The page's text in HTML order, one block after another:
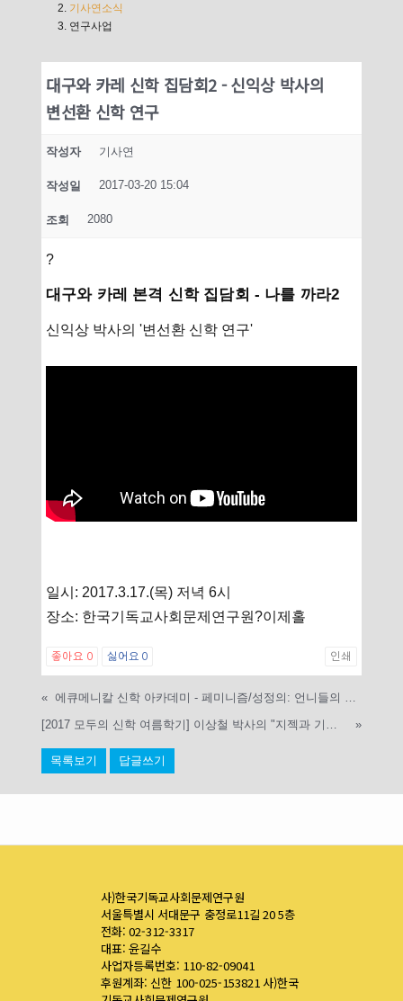
기사연소식
연구사업
대구와 카레 신학 집담회2 - 신익상 박사의
변선환 신학 연구
작성자 기사연
작성일 2017-03-20 15:04
조회 2080
?
대구와 카레 본격 신학 집담회 - 나를 까라2
신익상 박사의 '변선환 신학 연구'
일시: 2017.3.17.(목) 저녁 6시
장소: 한국기독교사회문제연구원?이제홀
좋아요 0 싫어요 0 인쇄
«
»
목록보기 답글쓰기
사)한국기독교사회문제연구원
서울특별시 서대문구 충정로11길 20 5층
전화: 02-312-3317
대표: 윤길수
사업자등록번호: 110-82-09041
후원계좌: 신한 100-025-153821 사)한국